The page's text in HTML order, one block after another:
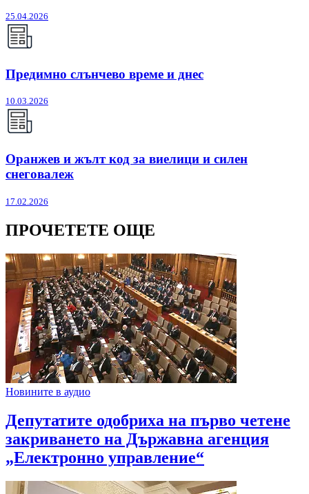
25.04.2026
Предимно слънчево време и днес
10.03.2026
Оранжев и жълт код за виелици и силен
снеговалеж
17.02.2026
ПРОЧЕТЕТЕ ОЩЕ
Новините в аудио
Депутатите одобриха на първо четене
закриването на Държавна агенция
„Електронно управление“